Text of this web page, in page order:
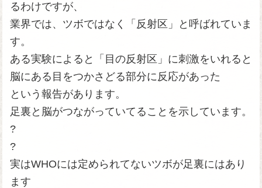
るわけですが、
業界では、ツボではなく「反射区」と呼ばれていま
す。
ある実験によると「目の反射区」に刺激をいれると
脳にある目をつかさどる部分に反応があった
という報告があります。
足裏と脳がつながっていてることを示しています。
?
?
実はWHOには定められてないツボが足裏にはあり
ます